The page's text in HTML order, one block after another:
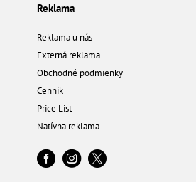
Reklama
Reklama u nás
Externá reklama
Obchodné podmienky
Cenník
Price List
Natívna reklama